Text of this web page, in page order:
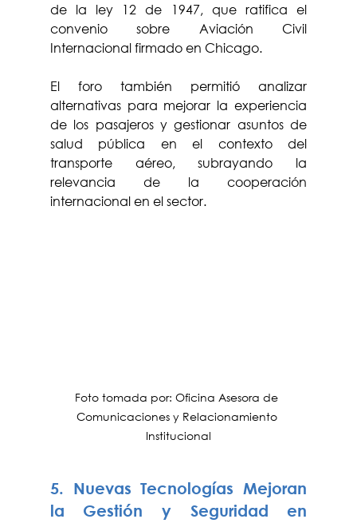
de la ley 12 de 1947, que ratifica el
convenio sobre Aviación Civil
Internacional firmado en Chicago.
El foro también permitió analizar
alternativas para mejorar la experiencia
de los pasajeros y gestionar asuntos de
salud pública en el contexto del
transporte aéreo, subrayando la
relevancia de la cooperación
internacional en el sector.
Foto tomada por: Oficina Asesora de
Comunicaciones y Relacionamiento
Institucional
5. Nuevas Tecnologías Mejoran
la Gestión y Seguridad en